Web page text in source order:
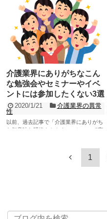
職員の皆様であれば既にご存知でしょう
から当たり前のことになりますが、 世間
一般の人 ...
記事を読む
介護業界にありがちなこん
な勉強会やセミナーやイベ
ントには参加したくない3選
2020/1/21
介護業界の異常
性
以前、過去記事で「介護業界にありがち
な無意味な研修やセミナー」について言
1